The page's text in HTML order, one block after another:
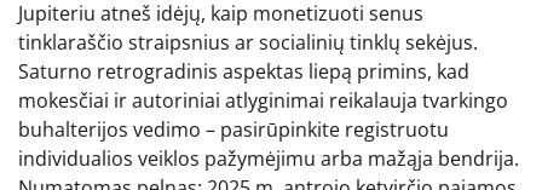
Jupiteriu atneš idėjų, kaip monetizuoti senus
tinklaraščio straipsnius ar socialinių tinklų sekėjus.
Saturno retrogradinis aspektas liepą primins, kad
mokesčiai ir autoriniai atlyginimai reikalauja tvarkingo
buhalterijos vedimo – pasirūpinkite registruotu
individualios veiklos pažymėjimu arba mažąja bendrija.